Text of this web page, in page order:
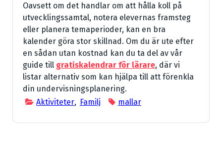
Oavsett om det handlar om att hålla koll på
utvecklingssamtal, notera elevernas framsteg
eller planera temaperioder, kan en bra
kalender göra stor skillnad. Om du är ute efter
en sådan utan kostnad kan du ta del av vår
guide till gratiskalendrar för lärare, där vi
listar alternativ som kan hjälpa till att förenkla
din undervisningsplanering.
Aktiviteter, Familj mallar